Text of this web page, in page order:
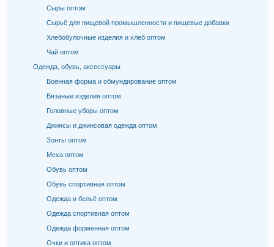
Сыры оптом
Сырьё для пищевой промышленности и пищевые добавки
Хлебобулочные изделия и хлеб оптом
Чай оптом
Одежда, обувь, аксессуары
Военная форма и обмундирование оптом
Вязаные изделия оптом
Головные уборы оптом
Джинсы и джинсовая одежда оптом
Зонты оптом
Меха оптом
Обувь оптом
Обувь спортивная оптом
Одежда и бельё оптом
Одежда спортивная оптом
Одежда форменная оптом
Очки и оптика оптом